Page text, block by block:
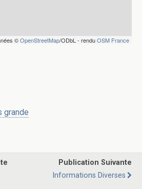
©OpenStreetMap/ODbL - renduOSM France
grande
Publication Suivante
Informations Diverses